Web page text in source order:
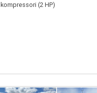
kompressori (2 HP)